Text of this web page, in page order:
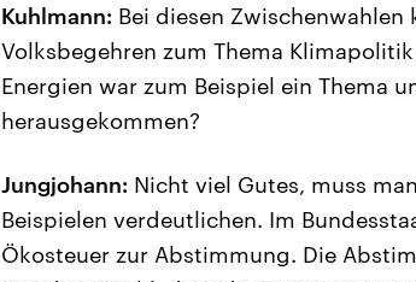
Kuhlmann: Bei diesen
Volksbegehren zum Thema
Energien war zum Beispiel ein Thema
herausgekommen?
Jungjohann: Nicht viel Gutes, muss
Beispielen verdeutlichen. Im
Ökosteuer zur Abstimmung. Die